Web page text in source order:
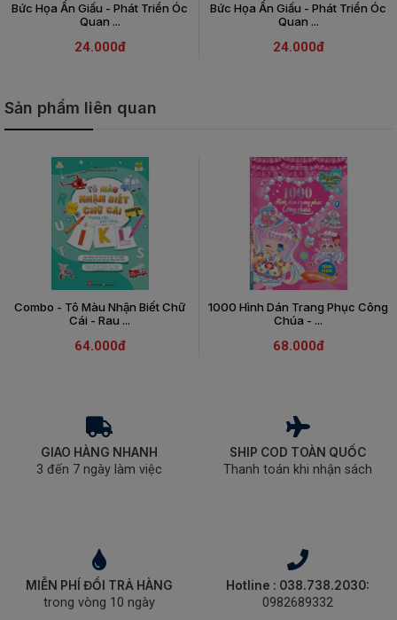
Bức Họa Ẩn Giấu - Phát Triển Óc
Quan ...
24.000đ
Bức Họa Ẩn Giấu - Phát Triển Óc
Quan ...
24.000đ
Sản phẩm liên quan
Combo - Tô Màu Nhận Biết Chữ
Cái - Rau ...
64.000đ
1000 Hình Dán Trang Phục Công
Chúa - ...
68.000đ
GIAO HÀNG NHANH
3 đến 7 ngày làm việc
SHIP COD TOÀN QUỐC
Thanh toán khi nhận sách
MIỄN PHÍ ĐỔI TRẢ HÀNG
trong vòng 10 ngày
Hotline : 038.738.2030:
0982689332